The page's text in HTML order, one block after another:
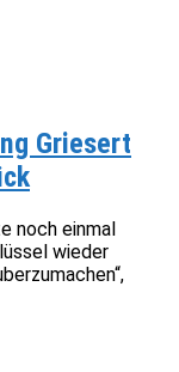
Griesert
noch einmal
wieder